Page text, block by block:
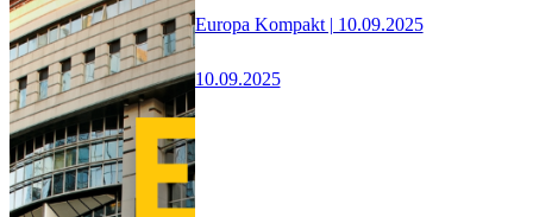
Europa Kompakt | 10.09.2025
10.09.2025